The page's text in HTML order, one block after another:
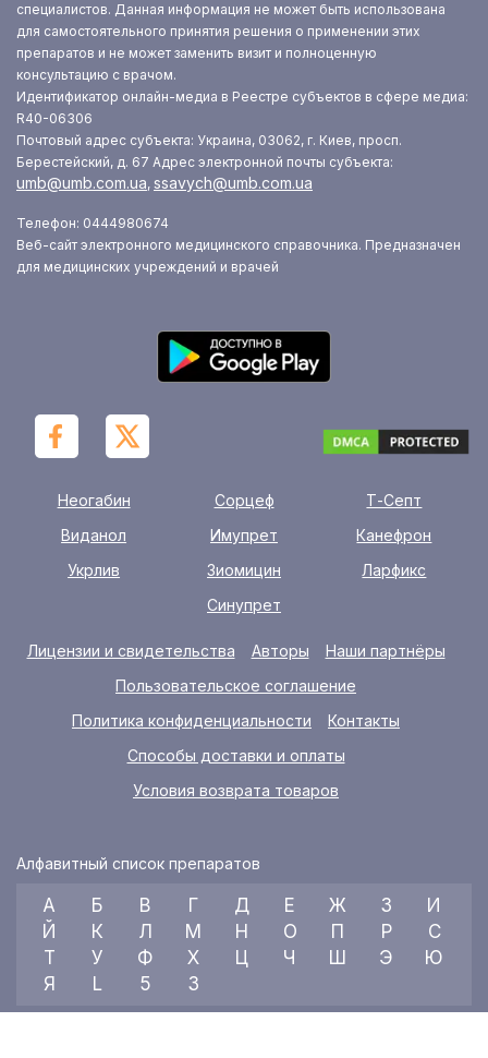
специалистов. Данная информация не может быть использована
для самостоятельного принятия решения о применении этих
препаратов и не может заменить визит и полноценную
консультацию с врачом.
Идентификатор онлайн-медиа в Реестре субъектов в сфере медиа:
R40-06306
Почтовый адрес субъекта: Украина, 03062, г. Киев, просп.
Берестейский, д. 67 Адрес электронной почты субъекта:
umb@umb.com.ua, ssavych@umb.com.ua
Телефон: 0444980674
Веб-сайт электронного медицинского справочника. Предназначен
для медицинских учреждений и врачей
Неогабин Сорцеф
Т-Септ
Виданол
Имупрет
Канефрон
Укрлив
Зиомицин
Ларфикс
Синупрет
Лицензии и свидетельства Авторы
Наши партнёры
Пользовательское соглашение
Политика конфиденциальности
Контакты
Способы доставки и оплаты
Условия возврата товаров
Алфавитный список препаратов
А Б В Г Д Е Ж З
И
Й
К Л М Н О П Р
С
Т
У Ф Х Ц Ч Ш Э
Ю
Я
L 5 3